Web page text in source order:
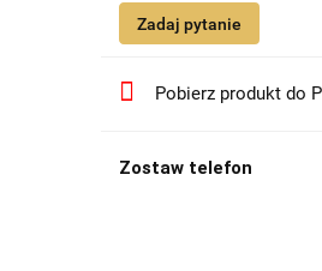
Zadaj pytanie
Pobierz produkt do
Zostaw telefon